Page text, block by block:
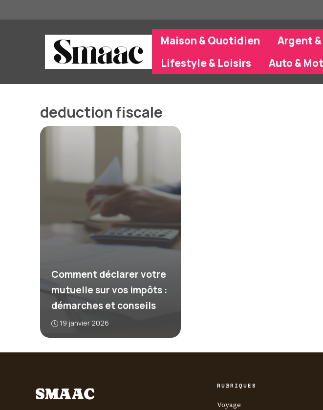
au
Maison & Quotidien Argent
Lifestyle & Loisirs
Auto &
deduction fiscale
Comment déclarer votre
mutuelle sur vos impôts :
démarches et conseils
19 janvier 2026
SMAAC RUBRIQUES
Voyage